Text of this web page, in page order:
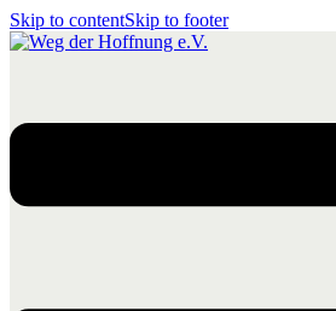
Skip to contentSkip to footer